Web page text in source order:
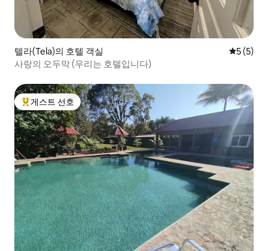
텔라(Tela)의 호텔 객실 평점 5점
5 (5)
사랑의 오두막 (우리는 호텔입니다)
상위 게스트 선호
게스트 선호